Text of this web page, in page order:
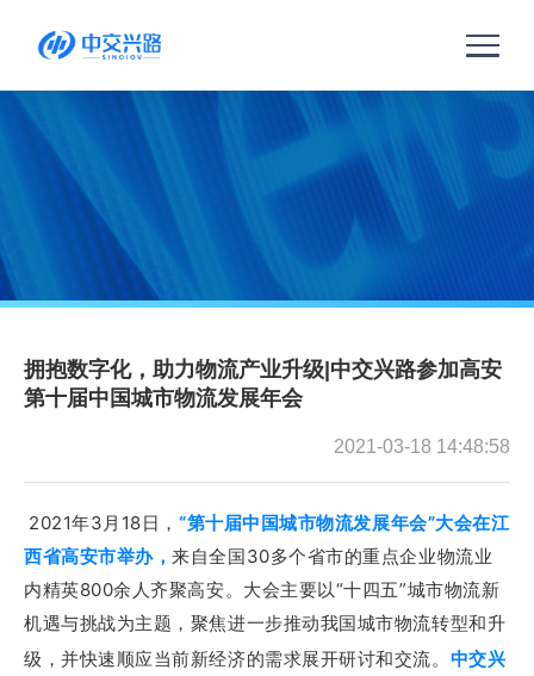
首页
产品解决方案
官方资讯
业务咨询
拥抱数字化，助力物流产业升级|中交兴路参加高安
第十届中国城市物流发展年会
2021-03-18 14:48:58
2021年3月18日， “第十届中国城市物流发展年会”大会在江
西省高安市举办，来自全国30多个省市的重点企业物流业
内精英800余人齐聚高安。大会主要以“十四五”城市物流新
机遇与挑战为主题，聚焦进一步推动我国城市物流转型和升
级，并快速顺应当前新经济的需求展开研讨和交流。 中交兴